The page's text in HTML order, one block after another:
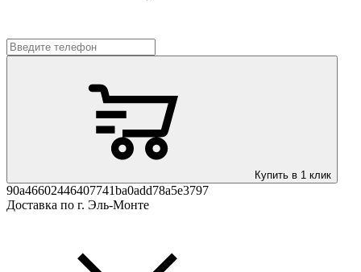
Купить в 1 клик
90a46602446407741ba0add78a5e3797
Доставка по г. Эль-Монте